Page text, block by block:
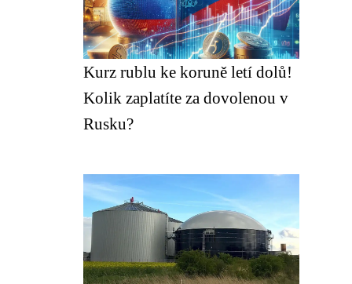
Kurz rublu ke koruně letí dolů!
Kolik zaplatíte za dovolenou v
Rusku?